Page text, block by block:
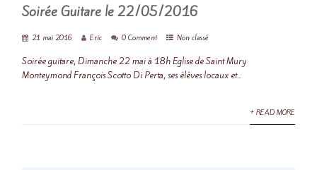
Soirée Guitare le 22/05/2016
21 mai 2016 Eric 0 Comment Non classé
Soirée guitare, Dimanche 22 mai à 18h Eglise de Saint Mury
Monteymond François Scotto Di Perta, ses élèves locaux et...
+ READ MORE